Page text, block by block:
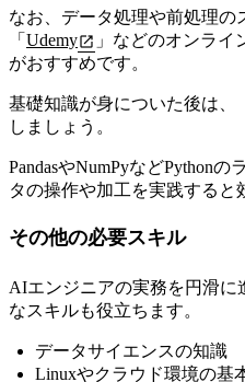
なお、データ処理や前処理
「 Udemy
」などのオンライ
がおすすめです。
基礎知識が身についた後は、
しましょう。
PandasやNumPyなどPython
タの操作や加工を実践すると
その他の必要スキル
AIエンジニアの実務を円滑に
なスキルも役立ちます。
データサイエンスの知識
Linuxやクラウド環境の基